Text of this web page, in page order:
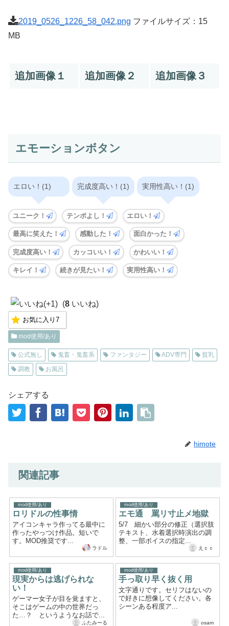
2019_0526_1226_58_042.png ファイルサイズ：15
MB
追加画像１ 追加画像２ 追加画像３
エモーションボタン
エロい！(1) 完成度高い！(1) 実用性高い！(1)
ユニーク！ テンポよし！ エロい！
最高に笑えた！ 感動した！ 面白かった！
完成度高い！ カッコいい！ かわいい！
キレイ！ 続きが見たい！ 実用性高い！
(8 いいね)
お気に入り 7
mod使用/あり
公式無し 鬼畜・鬼畜系 ファンタジー ADV専門
貧乳
調教
お風呂
シェアする
himote
関連記事
mod使用/あり
ロリドルの性事情
アイコンキャラ作ってる最中に
作ったやっつけ作品。短いで
す。MOD推奨です...
ラドル
mod使用/あり
エモ通 罵リ寸止メ地獄
5/7 細かい部分の修正（選択肢
テキスト、水着選択時演出の調
整、一部ボイスの指定...
えｃｃ
mod使用/あり
現実からは逃げられな
い！
ゲーマー女子が目を覚ますと、
そこはゲームの中の世界だっ
た…？ というようなお話で...
ふたみーる
mod使用/あり
手っ取り早く抜く用
文字通りです。セリフはないの
で好きに想像してください。各
シーンある程度ア...
osam